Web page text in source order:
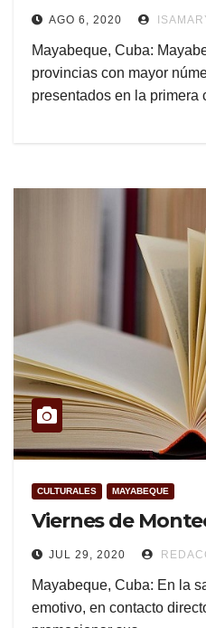
AGO 6, 2020
Mayabeque, Cuba:
provincias con mayor
presentados en la
CULTURALES MAYABEQUE
Viernes de
JUL 29, 2020
Mayabeque, Cuba: En la
emotivo, en contacto